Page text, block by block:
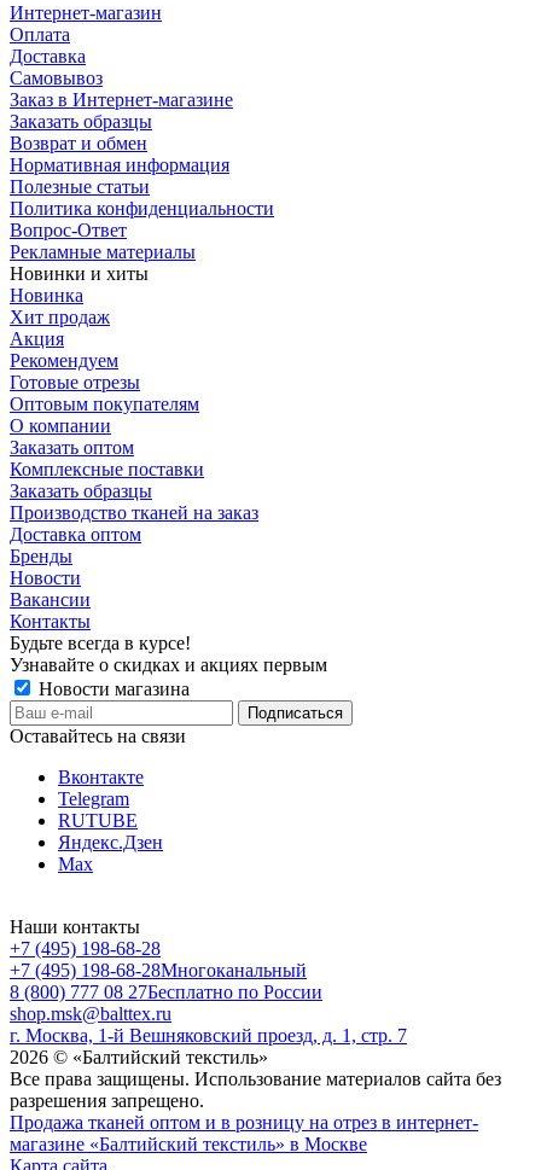
Интернет-магазин
Оплата
Доставка
Самовывоз
Заказ в Интернет-магазине
Заказать образцы
Возврат и обмен
Нормативная информация
Полезные статьи
Политика конфиденциальности
Вопрос-Ответ
Рекламные материалы
Новинки и хиты
Новинка
Хит продаж
Акция
Рекомендуем
Готовые отрезы
Оптовым покупателям
О компании
Заказать оптом
Комплексные поставки
Заказать образцы
Производство тканей на заказ
Доставка оптом
Бренды
Новости
Вакансии
Контакты
Будьте всегда в курсе!
Узнавайте о скидках и акциях первым
Новости магазина
Оставайтесь на связи
Вконтакте
Telegram
RUTUBE
Яндекс.Дзен
Max
Наши контакты
+7 (495) 198-68-28
+7 (495) 198-68-28Многоканальный
8 (800) 777 08 27Бесплатно по России
shop.msk@balttex.ru
г. Москва, 1-й Вешняковский проезд, д. 1, стр. 7
2026 © «Балтийский текстиль»
Все права защищены. Использование материалов сайта без
разрешения запрещено.
Продажа тканей оптом и в розницу на отрез в интернет-
магазине «Балтийский текстиль» в Москве
Карта сайта